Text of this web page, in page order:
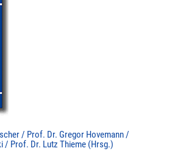
/ Prof. Dr. Gregor Hovemann /
/ Prof. Dr. Lutz Thieme (Hrsg.)